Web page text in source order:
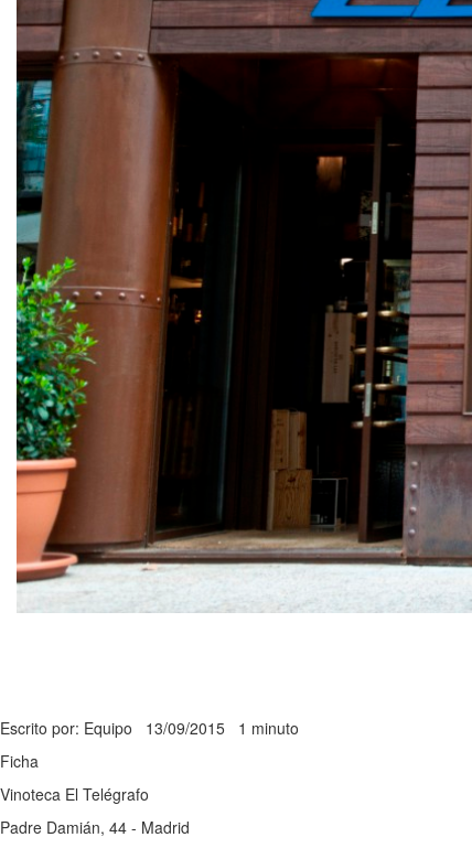
Escrito por: Equipo 13/09/2015 1 minuto
Ficha
Vinoteca El Telégrafo
Padre Damián, 44 - Madrid